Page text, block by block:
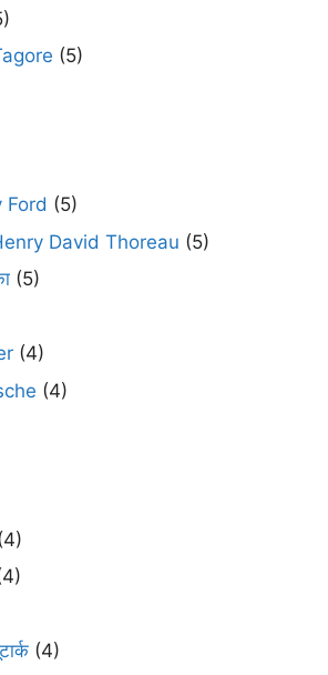
(5)
Ford (5)
Henry David Thoreau (5)
(5)
(4)
(4)
(4)